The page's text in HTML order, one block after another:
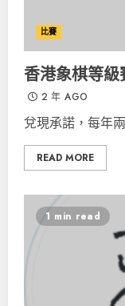
比賽
香港象棋等級
2 年 AGO
兌現承諾，每年
READ MORE
1 min read